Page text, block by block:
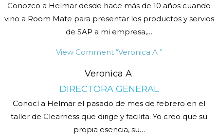
Conozco a Helmar desde hace más de 10 años cuando
vino a Room Mate para presentar los productos y servios
de SAP a mi empresa,…
View Comment“Veronica A.”
Veronica A.
DIRECTORA GENERAL
Conocí a Helmar el pasado de mes de febrero en el
taller de Clearness que dirige y facilita. Yo creo que su
propia esencia, su…